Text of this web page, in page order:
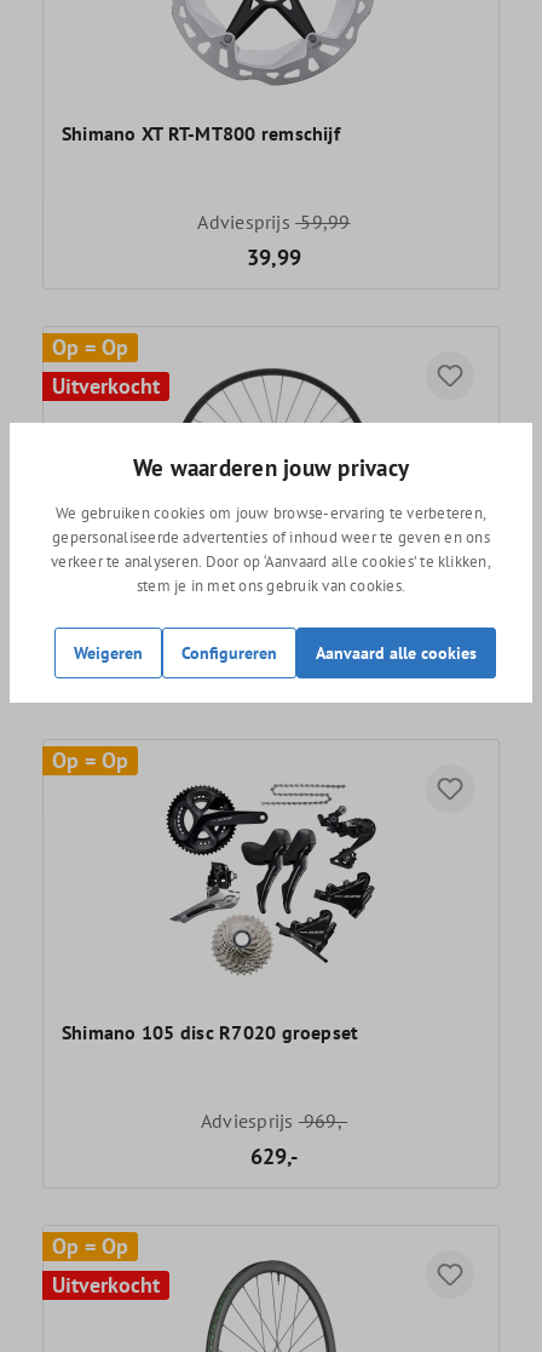
Shimano XT RT-MT800 remschijf
Adviesprijs59,99
39,99
Op = Op
Uitverkocht
Op = Op
Shimano 105 disc R7020 groepset
Adviesprijs969,-
629,-
Op = Op
Uitverkocht
We waarderen jouw privacy
We gebruiken cookies om jouw browse-ervaring te verbeteren,
gepersonaliseerde advertenties of inhoud weer te geven en ons
verkeer te analyseren. Door op ‘Aanvaard alle cookies’ te klikken,
stem je in met ons gebruik van cookies.
Weigeren Configureren Aanvaard alle cookies